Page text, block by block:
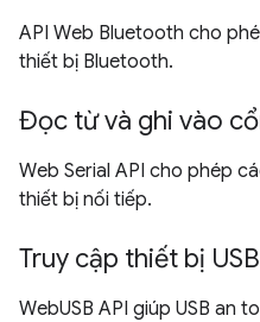
API Web Bluetooth cho
thiết bị Bluetooth.
Đọc từ và ghi vào
Web Serial API cho phép
thiết bị nối tiếp.
Truy cập thiết bị
WebUSB API giúp USB an